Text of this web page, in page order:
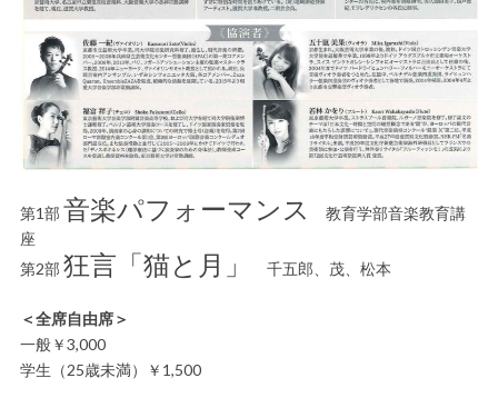
第1部 音楽パフォーマンス
教育学部音楽教育講
座
第2部 狂言「猫と月」 千五郎、茂、松本
＜全席自由席＞
一般￥3,000
学生（25歳未満）￥1,500